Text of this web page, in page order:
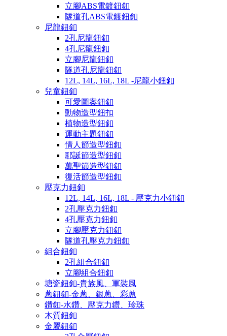
立腳ABS電鍍鈕釦
隧道孔ABS電鍍鈕釦
尼龍鈕釦
2孔尼龍鈕釦
4孔尼龍鈕釦
立腳尼龍鈕釦
隧道孔尼龍鈕釦
12L, 14L, 16L, 18L -尼龍小鈕釦
兒童鈕釦
可愛圖案鈕釦
動物造型鈕扣
植物造型鈕釦
運動主題鈕釦
情人節造型鈕釦
耶誕節造型鈕釦
萬聖節造型鈕釦
復活節造型鈕釦
壓克力鈕釦
12L, 14L, 16L, 18L - 壓克力小鈕釦
2孔壓克力鈕釦
4孔壓克力鈕釦
立腳壓克力鈕釦
隧道孔壓克力鈕釦
組合鈕釦
2孔組合鈕釦
立腳組合鈕釦
塘瓷鈕釦-貴族風、軍裝風
蔥鈕釦-金蔥、銀蔥、彩蔥
鑽釦-水鑽、壓克力鑽、珍珠
木質鈕釦
金屬鈕釦